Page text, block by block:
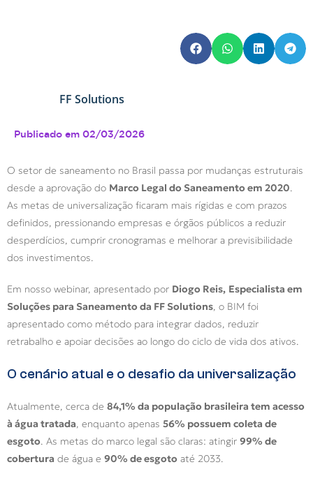
FF Solutions
Publicado em 02/03/2026
O setor de saneamento no Brasil passa por mudanças estruturais
desde a aprovação do Marco Legal do Saneamento em 2020.
As metas de universalização ficaram mais rígidas e com prazos
definidos, pressionando empresas e órgãos públicos a reduzir
desperdícios, cumprir cronogramas e melhorar a previsibilidade
dos investimentos.
Em nosso webinar, apresentado por Diogo Reis, Especialista em
Soluções para Saneamento da FF Solutions, o BIM foi
apresentado como método para integrar dados, reduzir
retrabalho e apoiar decisões ao longo do ciclo de vida dos ativos.
O cenário atual e o desafio da universalização
Atualmente, cerca de 84,1% da população brasileira tem acesso
à água tratada, enquanto apenas 56% possuem coleta de
esgoto. As metas do marco legal são claras: atingir 99% de
cobertura de água e 90% de esgoto até 2033.